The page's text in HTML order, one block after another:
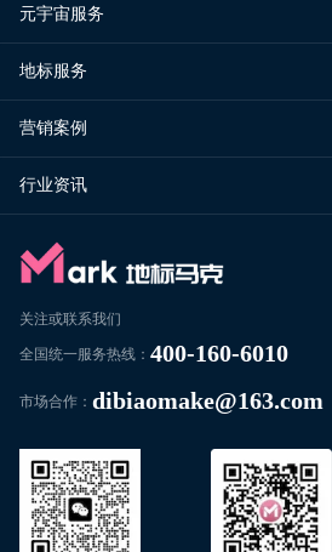
元宇宙服务
地标服务
营销案例
行业资讯
关注或联系我们
全国统一服务热线： 400-160-6010
市场合作： dibiaomake@163.com